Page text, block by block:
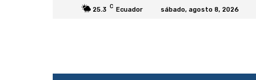
25.3 C Ecuador sábado, agosto 8, 2026